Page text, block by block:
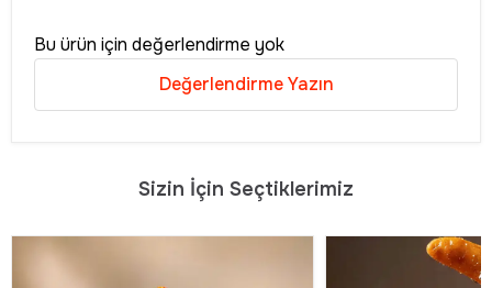
Bu ürün için değerlendirme yok
Değerlendirme Yazın
Sizin İçin Seçtiklerimiz